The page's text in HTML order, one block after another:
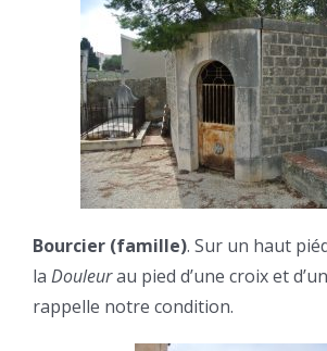
Bourcier (famille). Sur un haut
la Douleurau pied d’une croix et
rappelle notre condition.